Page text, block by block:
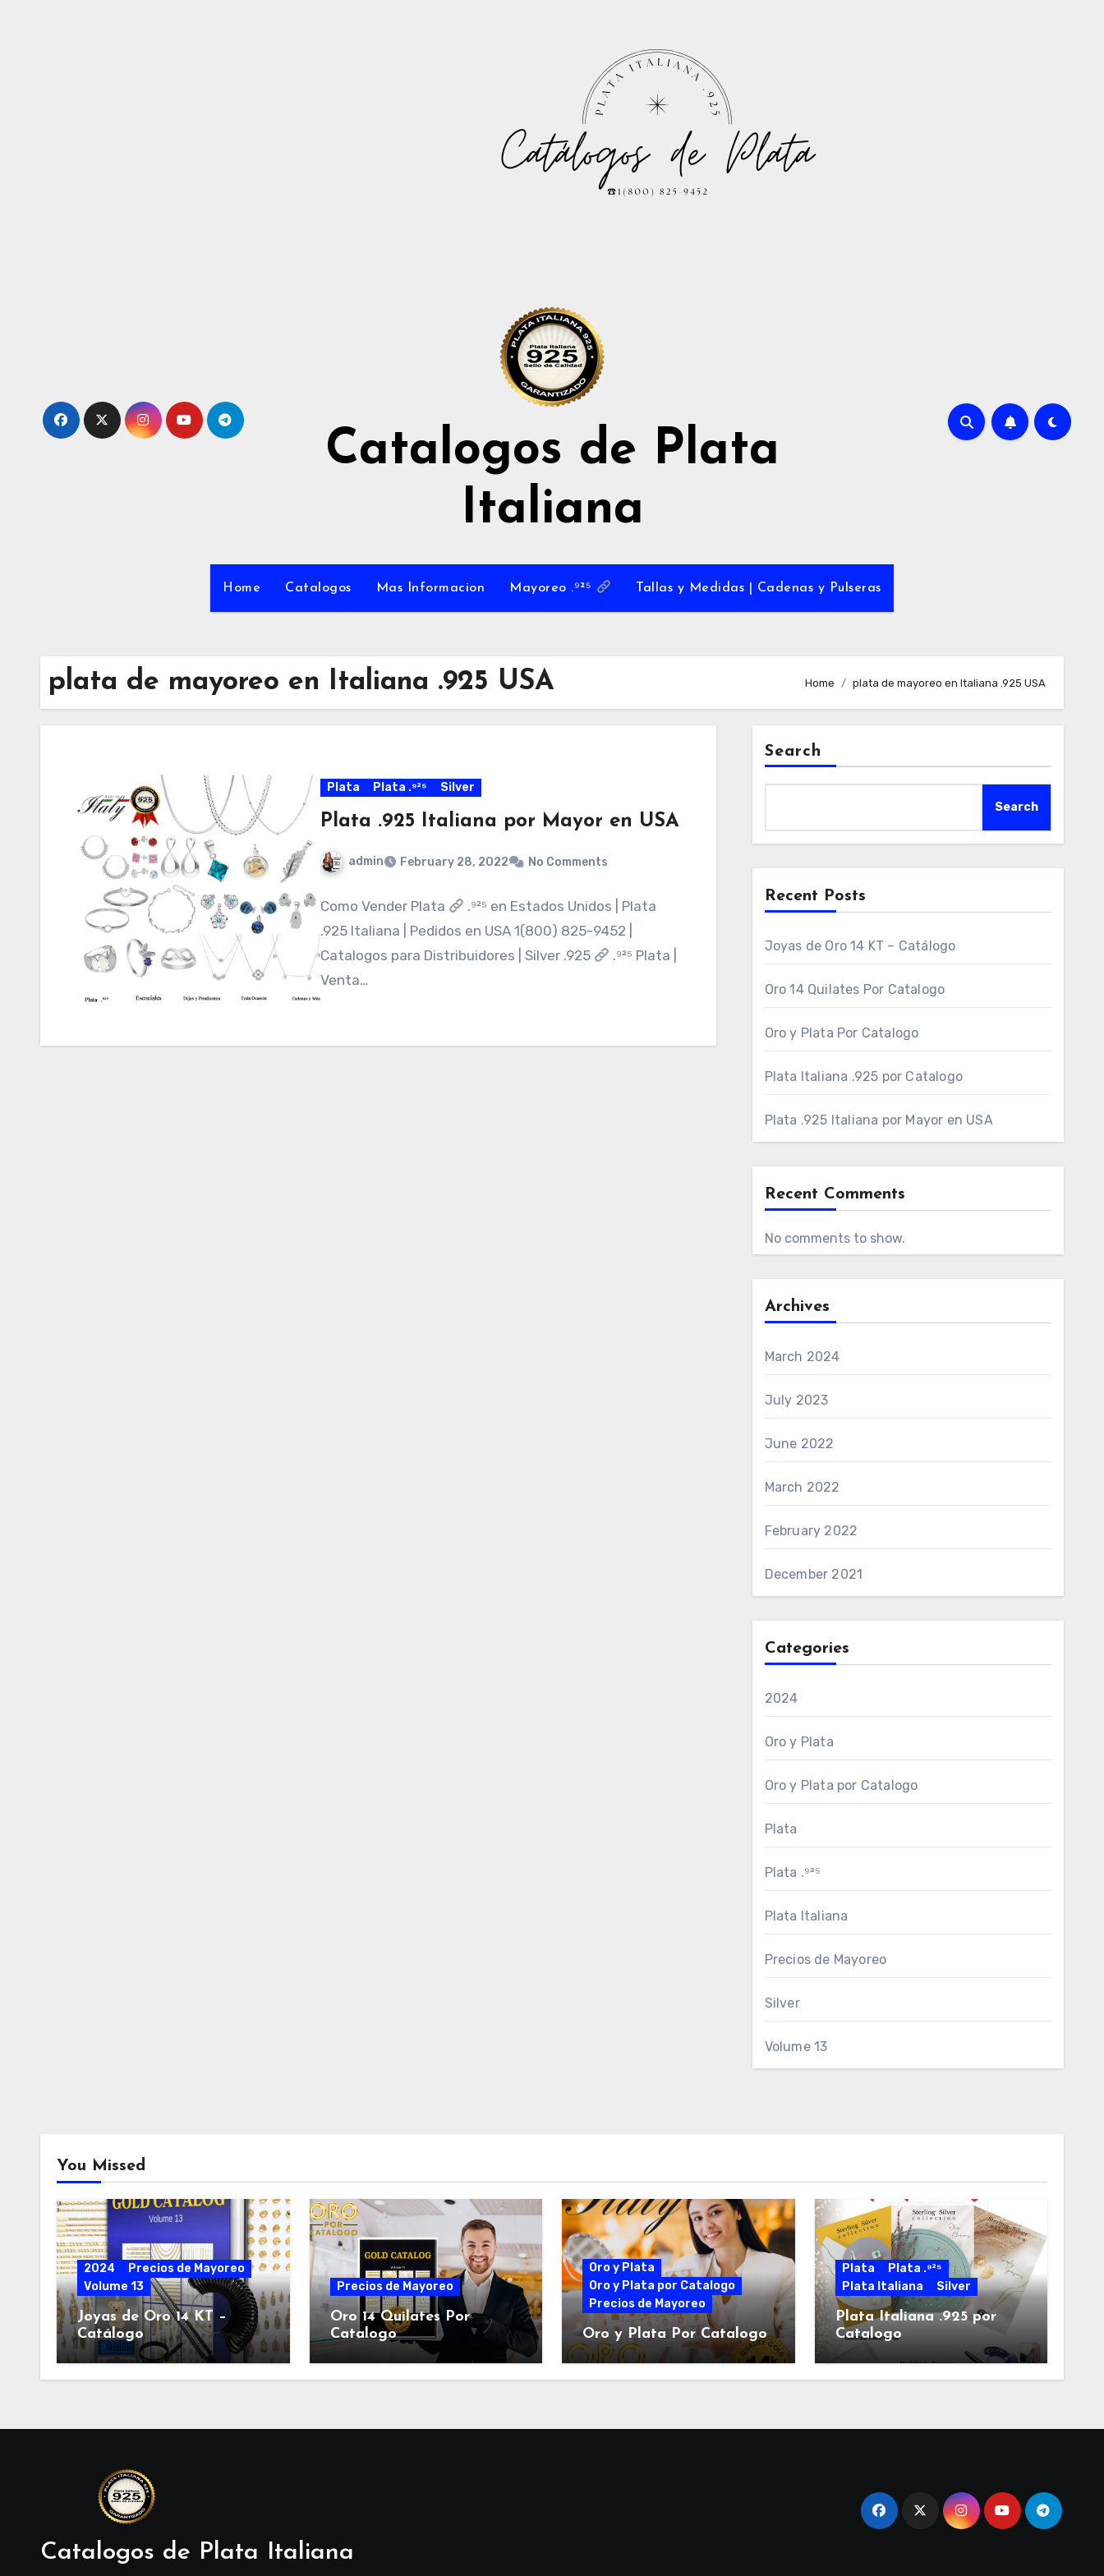
Catalogos de Plata
Italiana
Home Catalogos Mas Informacion Mayoreo .⁹²⁵ Tallas y Medidas | Cadenas y Pulseras
plata de mayoreo en Italiana .925 USA Home plata de mayoreo en Italiana .925 USA
Plata Plata .⁹²⁵ Silver
Plata .925 Italiana por Mayor en USA
admin February 28, 2022 No Comments
Como Vender Plata
.⁹²⁵ en Estados Unidos | Plata
.925 Italiana | Pedidos en USA 1(800) 825-9452 |
Catalogos para Distribuidores | Silver .925
.⁹²⁵ Plata |
Venta…
Search
Search
Recent Posts
Joyas de Oro 14 KT – Catálogo
Oro 14 Quilates Por Catalogo
Oro y Plata Por Catalogo
Plata Italiana .925 por Catalogo
Plata .925 Italiana por Mayor en USA
Recent Comments
No comments to show.
Archives
March 2024
July 2023
June 2022
March 2022
February 2022
December 2021
Categories
2024
Oro y Plata
Oro y Plata por Catalogo
Plata
Plata .⁹²⁵
Plata Italiana
Precios de Mayoreo
Silver
Volume 13
You Missed
2024
Precios de Mayoreo
Volume 13
Joyas de Oro 14 KT –
Catálogo
Precios de Mayoreo
Oro 14 Quilates Por
Catalogo
Oro y Plata
Oro y Plata por Catalogo
Precios de Mayoreo
Oro y Plata Por Catalogo
Plata
Plata .⁹²⁵
Plata Italiana
Silver
Plata Italiana .925 por
Catalogo
Catalogos de Plata Italiana